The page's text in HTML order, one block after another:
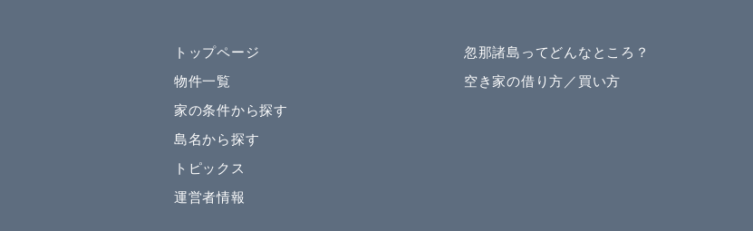
トップページ
物件一覧
家の条件から探す
島名から探す
トピックス
運営者情報
忽那諸島ってどんなところ？
空き家の借り方／買い方